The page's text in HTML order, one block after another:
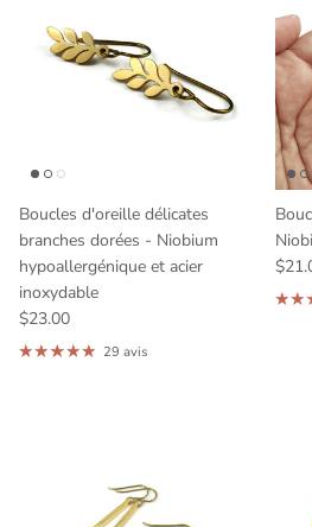
Boucles d'oreille délicates
branches dorées - Niobium
hypoallergénique et acier
inoxydable
$23.00
29 avis